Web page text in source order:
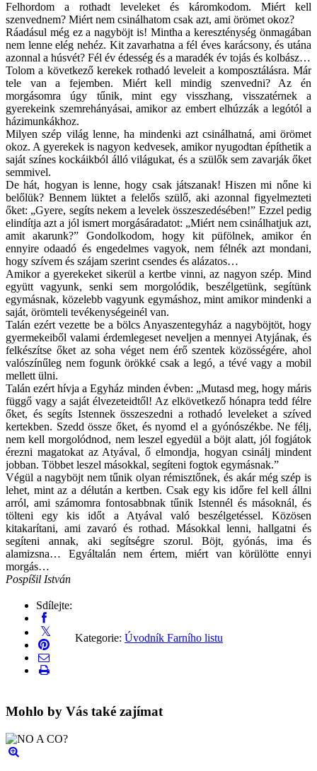
Felhordom a rothadt leveleket és káromkodom. Miért kell
szenvednem? Miért nem csinálhatom csak azt, ami örömet okoz?
Ráadásul még ez a nagyböjt is! Mintha a kereszténység önmagában
nem lenne elég nehéz. Kit zavarhatna a fél éves karácsony, és utána
azonnal a húsvét? Fél év édesség és a maradék év tojás és kolbász…
Tolom a következő kerekek rothadó leveleit a komposztálásra. Már
tele van a fejemben. Miért kell mindig szenvedni? Az én
morgásomra úgy tűnik, mint egy visszhang, visszatérnek a
gyerekeink szemrehányásai, amikor az embert elhúzzák a legótól a
házimunkákhoz.
Milyen szép világ lenne, ha mindenki azt csinálhatná, ami örömet
okoz. A gyerekek is nagyon kedvesek, amikor nyugodtan építhetik a
saját színes kockáikból álló világukat, és a szülők sem zavarják őket
semmivel.
De hát, hogyan is lenne, hogy csak játszanak! Hiszen mi nőne ki
belőlük? Bennem lüktet a felelős szülő, aki azonnal figyelmezteti
őket: „Gyere, segíts nekem a levelek összeszedésében!” Ezzel pedig
elindítja azt a jól ismert morgásáradatot: „Miért nem csinálhatjuk azt,
amit akarunk?” Gondolkodom, hogy kit püfölnek, amikor én
ennyire odaadó és engedelmes vagyok, nem félnék azt mondani,
hogy szívem és szájam szerint csendes és alázatos…
Amikor a gyerekeket sikerül a kertbe vinni, az nagyon szép. Mind
együtt vagyunk, senki sem morgolódik, beszélgetünk, segítünk
egymásnak, közelebb vagyunk egymáshoz, mint amikor mindenki a
saját, örömteli tevékenységeinél van.
Talán ezért vezette be a bölcs Anyaszentegyház a nagyböjtöt, hogy
gyermekeiből valami érdemlegeset neveljen a mennyei Atyjának, és
felkészítse őket az soha véget nem érő szentek közösségére, ahol
valószínűleg nem fogunk örökké csak a legó, a tévé vagy a mobil
mellett ülni.
Talán ezért hívja a Egyház minden évben: „Mutasd meg, hogy máris
függő vagy a saját élvezeteidtől! Az elkövetkező hónapra tedd félre
őket, és segíts Istennek összeszedni a rothadó leveleket a szíved
kertekben. Szedd össze őket, és nyomd el a gyónószékbe. Ne félj,
nem kell morgolódnod, nem leszel egyedül a böjt alatt, jól fogjátok
érezni magatokat az Atyával, ő elmondja, hogyan csinálj mindent
jobban. Többet leszel másokkal, segíteni fogtok egymásnak.”
Végül a nagyböjt nem tűnik olyan rémisztőnek, és akár még szép is
lehet, mint az a délután a kertben. Csak egy kis időre fel kell állni
arról, ami számomra fontosabbnak tűnik Istennél és másoknál, és
tölteni egy kis időt a Atyával való beszélgetéssel. Közösen
kitakarítani, ami zavaró és rothad. Másokkal lenni, hallgatni és
segíteni annak, aki segítségre szorul. Böjt, gyónás, ima és
alamizsna… Egyáltalán nem értem, miért van körülötte ennyi
morgás…
Pospíšil István
Sdílejte:
Kategorie: Úvodník Farního listu
Mohlo by Vás také zajímat